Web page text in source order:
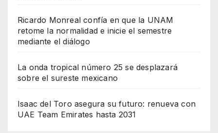
Ricardo Monreal confía en que la UNAM
retome la normalidad e inicie el semestre
mediante el diálogo
La onda tropical número 25 se desplazará
sobre el sureste mexicano
Isaac del Toro asegura su futuro: renueva con
UAE Team Emirates hasta 2031